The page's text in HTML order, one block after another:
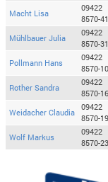
Macht Lisa
09422
8570-41
Mühlbauer Julia
09422
8570-31
Pollmann Hans
09422
8570-10
Rother Sandra
09422
8570-16
Weidacher Claudia
09422
8570-19
Wolf Markus
09422
8570-23